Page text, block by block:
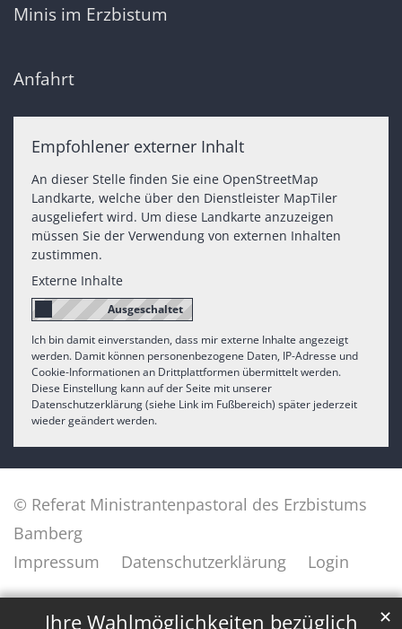
Ihre Wahlmöglichkeiten bezüglich ✕
Minis im Erzbistum
Anfahrt
Empfohlener externer Inhalt
An dieser Stelle finden Sie eine OpenStreetMap
Landkarte, welche über den Dienstleister MapTiler
ausgeliefert wird. Um diese Landkarte anzuzeigen
müssen Sie der Verwendung von externen Inhalten
zustimmen.
Externe Inhalte
Ich bin damit einverstanden, dass mir externe Inhalte angezeigt
werden. Damit können personenbezogene Daten, IP-Adresse und
Cookie-Informationen an Drittplattformen übermittelt werden.
Diese Einstellung kann auf der Seite mit unserer
Datenschutzerklärung (siehe Link im Fußbereich) später jederzeit
wieder geändert werden.
© Referat Ministrantenpastoral des Erzbistums
Bamberg
Impressum
Datenschutzerklärung Login